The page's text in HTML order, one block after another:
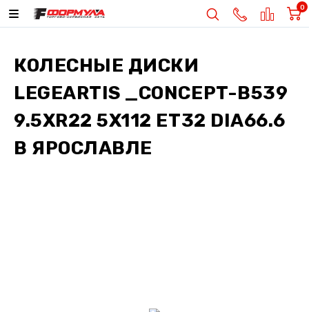
0
КОЛЕСНЫЕ ДИСКИ
LEGEARTIS _CONCEPT-B539
9.5XR22 5X112 ET32 DIA66.6
В ЯРОСЛАВЛЕ